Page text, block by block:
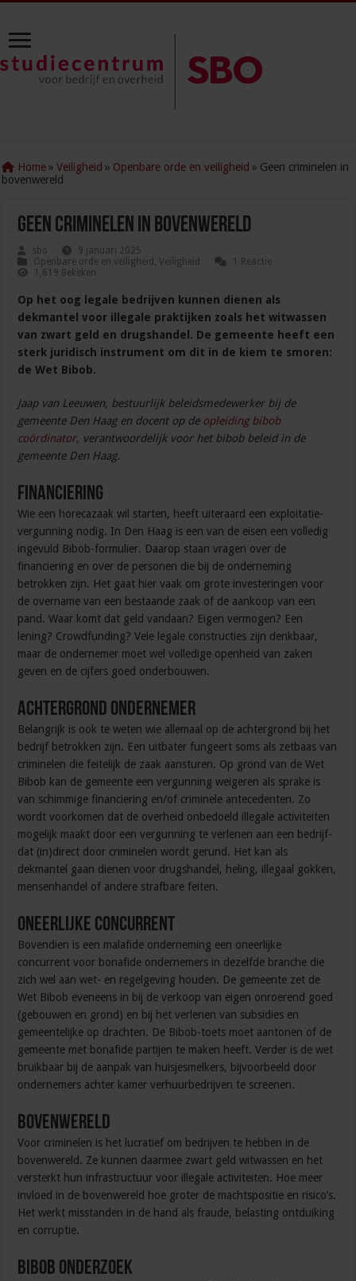
Home » Veiligheid » Openbare orde en veiligheid » Geen criminelen in
bovenwereld
Geen criminelen in bovenwereld
sbo
9 januari 2025
Openbare orde en veiligheid ,Veiligheid
1 Reactie
1,619 Bekeken
Op het oog legale bedrijven kunnen dienen als
dekmantel voor illegale praktijken zoals het witwassen
van zwart geld en drugshandel. De gemeente heeft een
sterk juridisch instrument om dit in de kiem te smoren:
de Wet Bibob.
Jaap van Leeuwen, bestuurlijk beleidsmedewerker bij de
gemeente Den Haag en docent op de opleiding bibob
coördinator, verantwoordelijk voor het bibob beleid in de
gemeente Den Haag.
Financiering
Wie een horecazaak wil starten, heeft uiteraard een exploi­tatie­
ver­gun­ning nodig. In Den Haag is een van de eisen een volledig
ingevuld Bibob­-formulier. Daarop staan vragen ­over de
financiering en over de personen die bij de onder­neming
betrokken zijn. Het gaat hier vaak om grote investeringen voor
de overname van een be­staande zaak of de aankoop van een
pand. Waar komt dat geld vandaan? Eigen­ vermogen? Een
lening? Crowdfunding? Vele legale constructie­s zijn denkbaar,
maar de ondernemer moet wel volledige openheid van zaken
geven en de cijfers goed onderbouwen.
Achtergrond ondernemer
Belangrijk is ook te weten wie alle­maal op de achtergrond bij het
bedrijf betrokken zijn. Een uitbater fungeert soms als zetbaas van
crimi­nelen die feitelijk de zaak aansturen­. Op grond van de Wet
Bibob kan de gemeente een vergunning­ weigeren als sprake is
van schimmige financiering en/of criminele antecedenten. Zo
wordt voorkomen dat de over­heid onbedoeld illegale activiteiten
mogelijk maakt door een vergunning­­ te verlenen aan een bedrijf­
dat (in)direct door crimine­len wordt gerund. Het kan als
dekmantel­ gaan dienen voor drugshandel, heling, illegaal gokken­,
mensenhandel of andere strafbare feiten.
Oneerlijke concurrent
Bovendien is een malafide onderneming een oneer­lijke
concurrent­ voor bonafide onder­nemers in dezelfde branche die
zich wel aan wet- en regel­geving houden. De gemeente zet de
Wet Bibob eveneens in bij de verkoop van eigen­ onroerend goed
(gebouwen en grond) en bij het verlenen van subsidies en
gemeentelijke op­ drachten. De Bibob-toets moet aantonen of de
gemeente met bonafide partijen te maken heeft. Verder is de wet
bruikbaar bij de aanpak van huisjesmelkers, bijvoorbeeld door
ondernemers achter kamer­ verhuur­­bedrijven te screenen.
Bovenwereld
Voor criminelen is het lucratief om bedrijven te hebben in de
bovenwereld. Ze kunnen daarmee zwart geld witwassen en het
versterkt hun infra­struc­tuur voor illegale activi­teiten. Hoe meer
invloed in de bovenwereld hoe groter de machtspositie en risico’s.
Het werkt misstanden in de hand als fraude, belasting­ ontduiking
en corruptie.
Bibob onderzoek